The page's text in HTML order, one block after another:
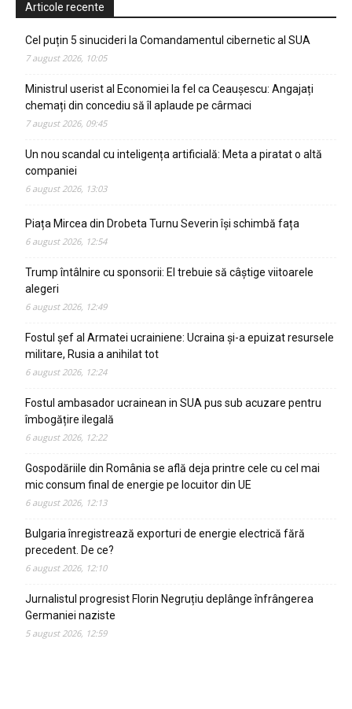
Articole recente
Cel puțin 5 sinucideri la Comandamentul cibernetic al SUA
7 august 2026, 10:05
Ministrul userist al Economiei la fel ca Ceaușescu: Angajați
chemați din concediu să îl aplaude pe cârmaci
7 august 2026, 09:45
Un nou scandal cu inteligența artificială: Meta a piratat o altă
companiei
6 august 2026, 13:03
Piața Mircea din Drobeta Turnu Severin își schimbă fața
6 august 2026, 12:54
Trump întâlnire cu sponsorii: El trebuie să câștige viitoarele
alegeri
6 august 2026, 12:49
Fostul șef al Armatei ucrainiene: Ucraina și-a epuizat resursele
militare, Rusia a anihilat tot
6 august 2026, 12:24
Fostul ambasador ucrainean in SUA pus sub acuzare pentru
îmbogățire ilegală
6 august 2026, 12:22
Gospodăriile din România se află deja printre cele cu cel mai
mic consum final de energie pe locuitor din UE
6 august 2026, 12:13
Bulgaria înregistrează exporturi de energie electrică fără
precedent. De ce?
6 august 2026, 12:10
Jurnalistul progresist Florin Negruțiu deplânge înfrângerea
Germaniei naziste
5 august 2026, 12:59